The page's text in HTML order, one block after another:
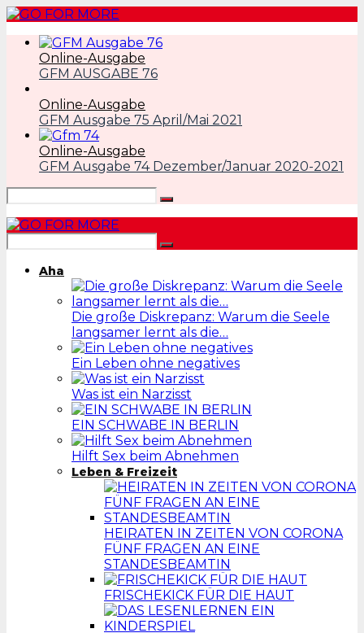
Online-Ausgabe
GFM AUSGABE 76
Online-Ausgabe
GFM Ausgabe 75 April/Mai 2021
Online-Ausgabe
GFM Ausgabe 74 Dezember/Januar 2020-2021
Aha
Die große Diskrepanz: Warum die Seele
langsamer lernt als die…
Ein Leben ohne negatives
Was ist ein Narzisst
EIN SCHWABE IN BERLIN
Hilft Sex beim Abnehmen
Leben & Freizeit
HEIRATEN IN ZEITEN VON CORONA
FÜNF FRAGEN AN EINE
STANDESBEAMTIN
FRISCHEKICK FÜR DIE HAUT